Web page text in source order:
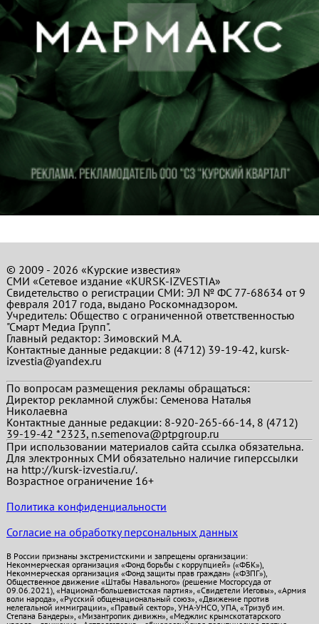
© 2009 - 2026 «Курские известия»
СМИ «Сетевое издание «KURSK-IZVESTIA»
Свидетельство о регистрации СМИ: ЭЛ № ФС 77-68634 от 9
февраля 2017 года, выдано Роскомнадзором.
Учредитель: Общество с ограниченной ответственностью
"Смарт Медиа Групп".
Главный редактор:Зимовский М.А.
Контактные данные редакции: 8 (4712) 39-19-42, kursk-
izvestia@yandex.ru
По вопросам размещения рекламы обращаться:
Директор рекламной службы: Семенова Наталья
Николаевна
Контактные данные редакции: 8-920-265-66-14, 8 (4712)
39-19-42 *2323, n.semenova@ptpgroup.ru
При использовании материалов сайта ссылка обязательна.
Для электронных СМИ обязательно наличие гиперссылки
на http://kursk-izvestia.ru/.
Возрастное ограничение 16+
Политика конфиденциальности
Согласие на обработку персональных данных
В России признаны экстремистскими и запрещены организации:
Некоммерческая организация «Фонд борьбы с коррупцией» («ФБК»),
Некоммерческая организация «Фонд защиты прав граждан» («ФЗПГ»),
Общественное движение «Штабы Навального» (решение Мосгорсуда от
09.06.2021), «Национал-большевистская партия», «Свидетели Иеговы», «Армия
воли народа», «Русский общенациональный союз», «Движение против
нелегальной иммиграции», «Правый сектор», УНА-УНСО, УПА, «Тризуб им.
Степана Бандеры», «Мизантропик дивижн», «Меджлис крымскотатарского